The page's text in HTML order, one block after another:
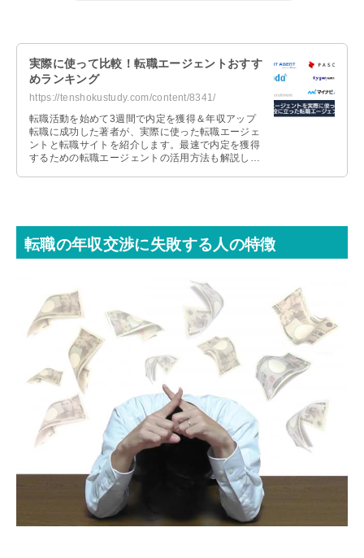
実際に使って比較！転職エージェントおすす
めランキング
https://tenshokustudy.com/content/8341/
転職活動を始めて3週間で内定を獲得＆年収アップ
転職に成功した著者が、実際に使った転職エージェ
ントと転職サイトを紹介します。最速で内定を獲得
するための転職エージェントの活用方法も解説しま
転職の年収交渉に失敗する人の特徴